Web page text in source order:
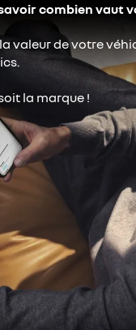
combien vaut
valeur de votre